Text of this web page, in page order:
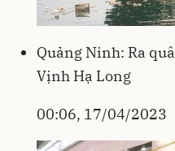
Quảng Ninh: Ra
Vịnh Hạ Long
00:06, 17/04/2023